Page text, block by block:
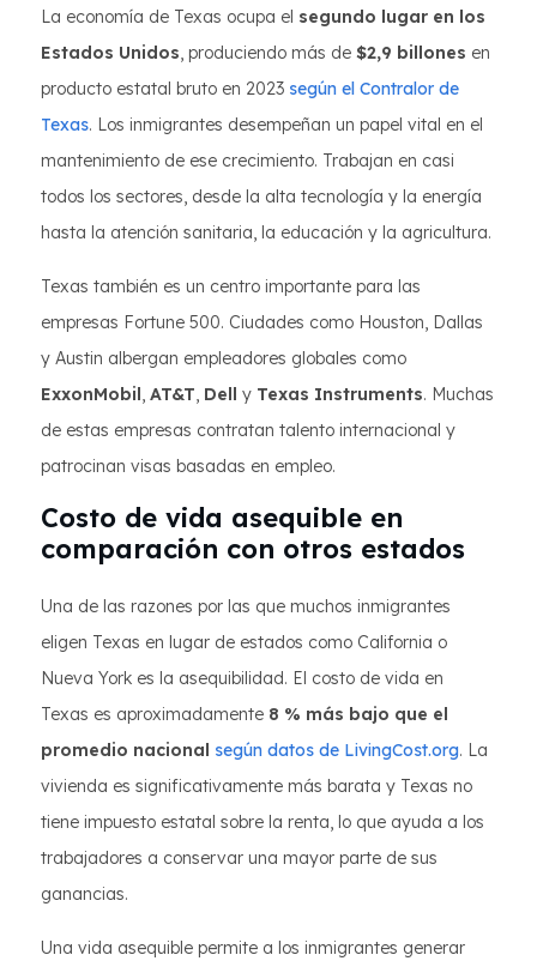
La economía de Texas ocupa el segundo lugar en los
Estados Unidos, produciendo más de $2,9 billones en
producto estatal bruto en 2023 según el Contralor de
Texas. Los inmigrantes desempeñan un papel vital en el
mantenimiento de ese crecimiento. Trabajan en casi
todos los sectores, desde la alta tecnología y la energía
hasta la atención sanitaria, la educación y la agricultura.
Texas también es un centro importante para las
empresas Fortune 500. Ciudades como Houston, Dallas
y Austin albergan empleadores globales como
ExxonMobil, AT&T, Dell y Texas Instruments. Muchas
de estas empresas contratan talento internacional y
patrocinan visas basadas en empleo.
Costo de vida asequible en
comparación con otros estados
Una de las razones por las que muchos inmigrantes
eligen Texas en lugar de estados como California o
Nueva York es la asequibilidad. El costo de vida en
Texas es aproximadamente 8 % más bajo que el
promedio nacional según datos de LivingCost.org. La
vivienda es significativamente más barata y Texas no
tiene impuesto estatal sobre la renta, lo que ayuda a los
trabajadores a conservar una mayor parte de sus
ganancias.
Una vida asequible permite a los inmigrantes generar